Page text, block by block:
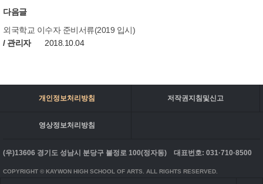
다음글
외국학교 이수자 준비서류(2019 입시)
/ 관리자
2018.10.04
개인정보처리방침 저작권지침및신고
영상정보처리방침
(우)13606 경기도 성남시 분당구 불정로 100(정자동) 대표번호: 031·710·8500
COPYRIGHT © KAYWON HIGH SCHOOL OF ARTS. ALL RIGHTS RESERVED.